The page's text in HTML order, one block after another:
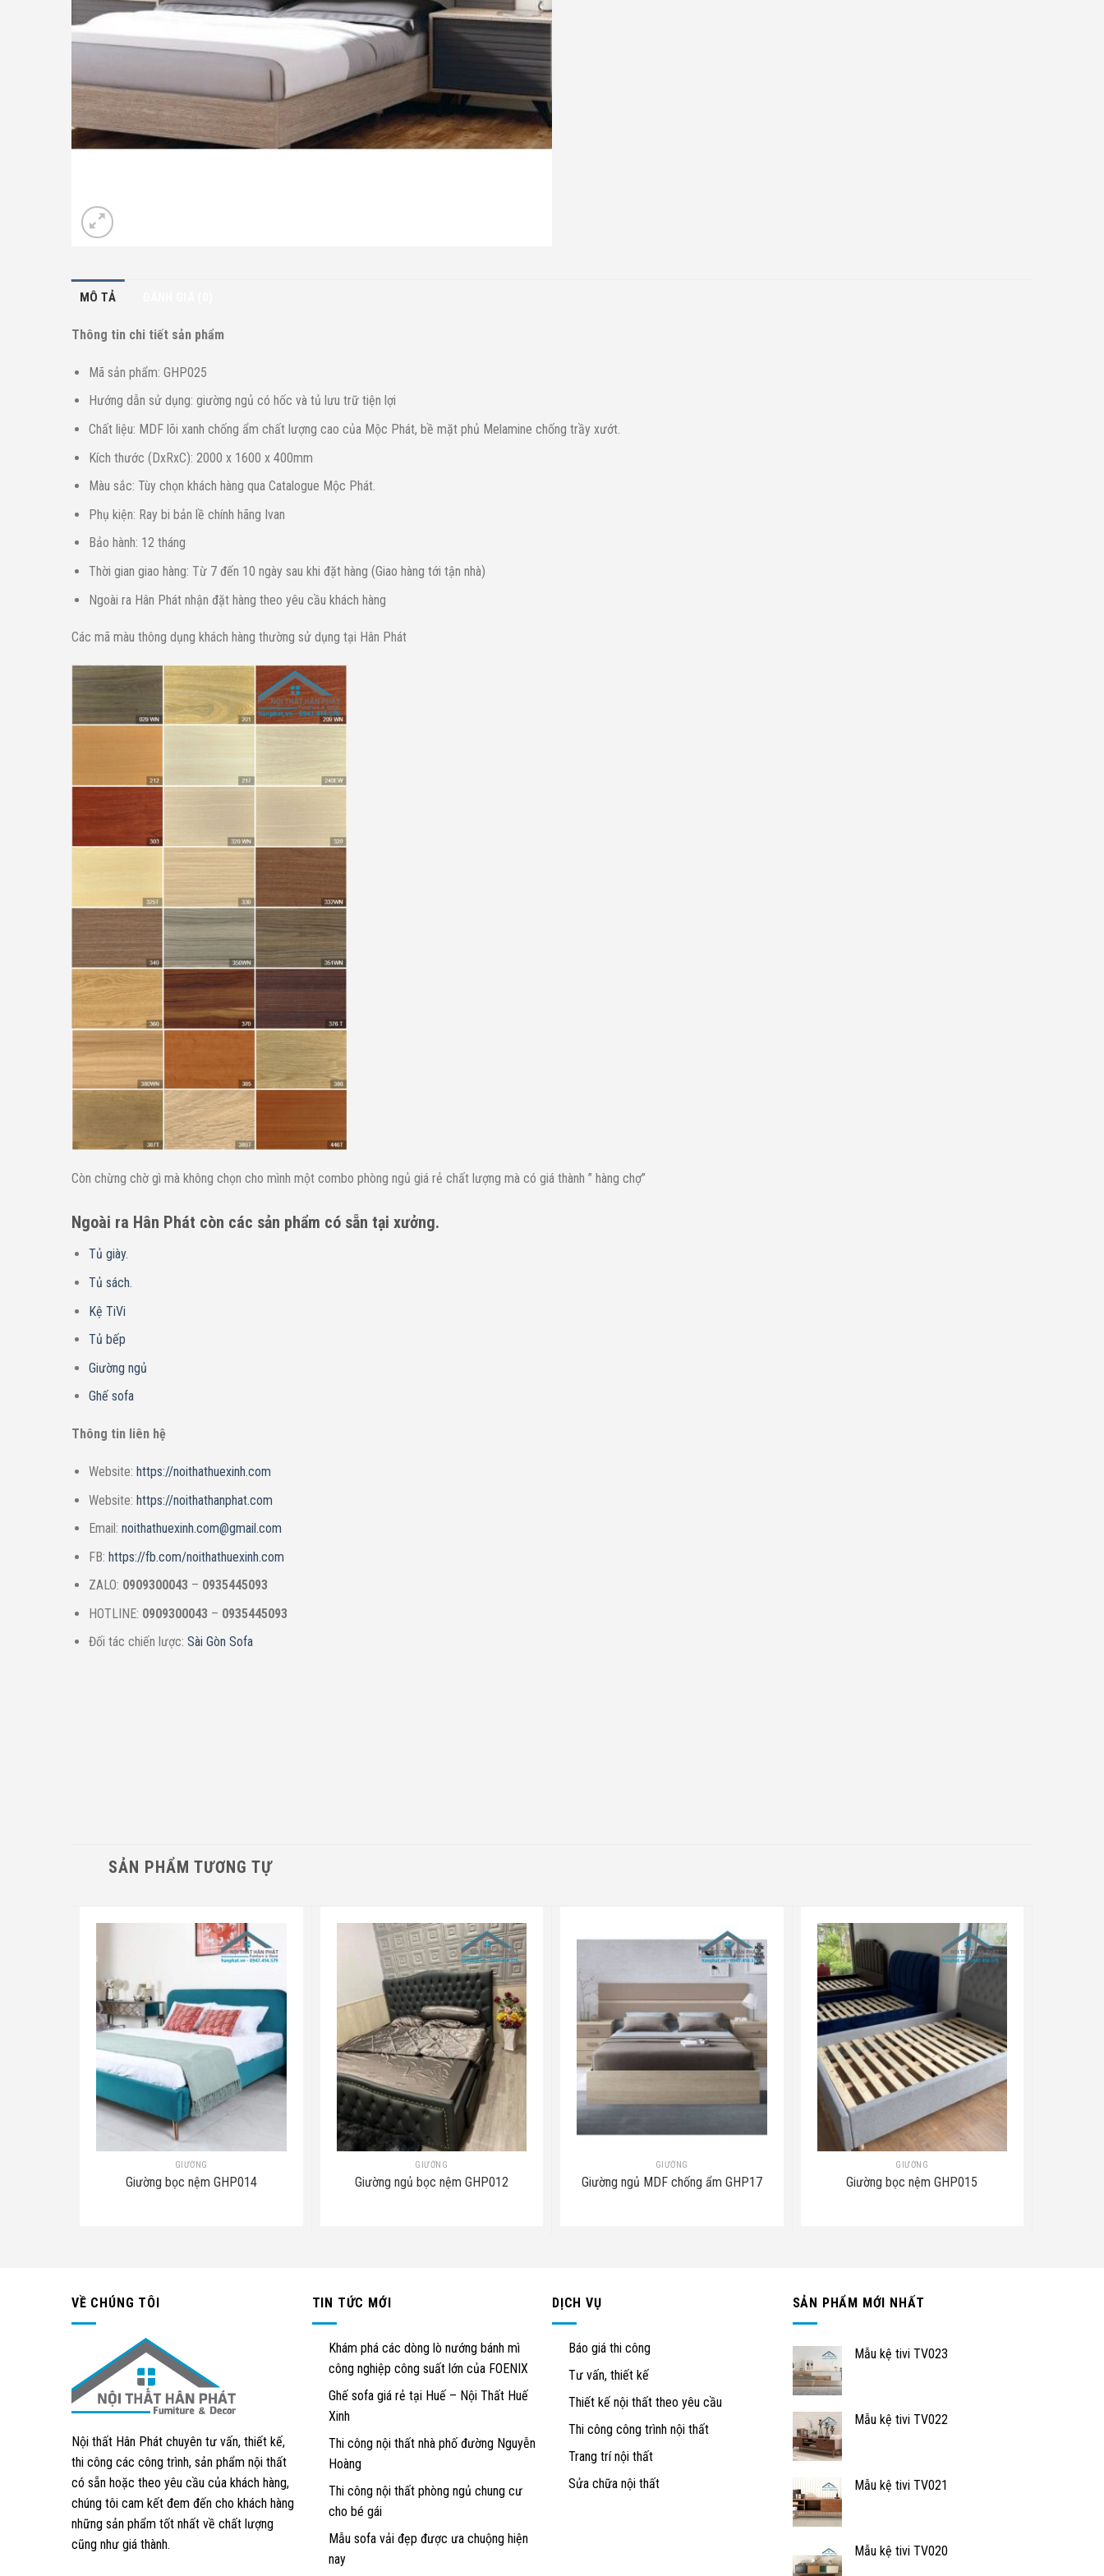
MÔ TẢ
Thông tin chi tiết sản phẩm
Mã sản phẩm: GHP025
Hướng dẫn sử dụng: giường ngủ có hốc và tủ lưu trữ tiện lợi
Chất liệu: MDF lõi xanh chống ẩm chất lượng cao của Mộc Phát, bề mặt phủ Melamine chống trầy xướt.
Kích thước (DxRxC): 2000 x 1600 x 400mm
Màu sắc: Tùy chọn khách hàng qua Catalogue Mộc Phát.
Phụ kiện: Ray bi bản lề chính hãng Ivan
Bảo hành: 12 tháng
Thời gian giao hàng: Từ 7 đến 10 ngày sau khi đặt hàng (Giao hàng tới tận nhà)
Ngoài ra Hân Phát nhận đặt hàng theo yêu cầu khách hàng
Các mã màu thông dụng khách hàng thường sử dụng tại Hân Phát
Còn chừng chờ gì mà không chọn cho mình một combo phòng ngủ giá rẻ chất lượng mà có giá thành ” hàng chợ”
Ngoài ra Hân Phát còn các sản phẩm có sẵn tại xưởng.
Tủ giày.
Tủ sách.
Kệ TiVi
Tủ bếp
Giường ngủ
Ghế sofa
Thông tin liên hệ
Website: https://noithathuexinh.com
Website: https://noithathanphat.com
Email: noithathuexinh.com@gmail.com
FB: https://fb.com/noithathuexinh.com
ZALO: 0909300043 – 0935445093
HOTLINE: 0909300043 – 0935445093
Đối tác chiến lược: Sài Gòn Sofa
SẢN PHẨM TƯƠNG TỰ
GIƯỜNG
Giường bọc nệm GHP014
GIƯỜNG
Giường ngủ bọc nệm GHP012
GIƯỜNG
Giường ngủ MDF chống ẩm GHP17
GIƯỜNG
Giường bọc nệm GHP015
VỀ CHÚNG TÔI
Nội thất Hân Phát chuyên tư vấn, thiết kế,
thi công các công trình, sản phẩm nội thất
có sẵn hoặc theo yêu cầu của khách hàng,
chúng tôi cam kết đem đến cho khách hàng
những sản phẩm tốt nhất về chất lượng
cũng như giá thành.
TIN TỨC MỚI
Khám phá các dòng lò nướng bánh mì
công nghiệp công suất lớn của FOENIX
Ghế sofa giá rẻ tại Huế – Nội Thất Huế
Xinh
Thi công nội thất nhà phố đường Nguyễn
Hoàng
Thi công nội thất phòng ngủ chung cư
cho bé gái
Mẫu sofa vải đẹp được ưa chuộng hiện
nay
DỊCH VỤ
Báo giá thi công
Tư vấn, thiết kế
Thiết kế nội thất theo yêu cầu
Thi công công trình nội thất
Trang trí nội thất
Sửa chữa nội thất
SẢN PHẨM MỚI NHẤT
Mẫu kệ tivi TV023
Mẫu kệ tivi TV022
Mẫu kệ tivi TV021
Mẫu kệ tivi TV020